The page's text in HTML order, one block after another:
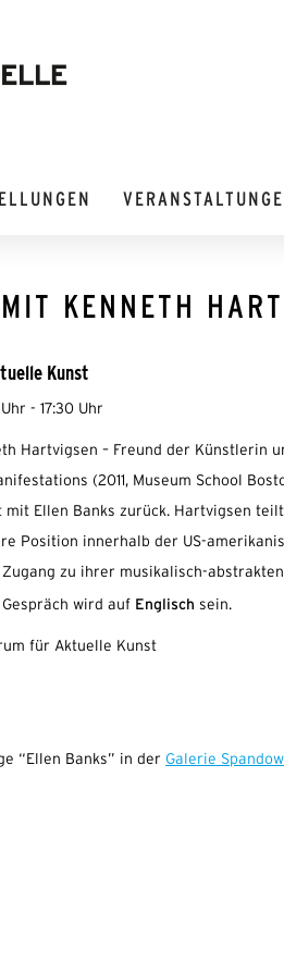
KENNETH
Kunst
- 17:30 Uhr
Hartvigsen – Freund der Künstlerin
(2011, Museum School
mit Ellen Banks zurück. Hartvigsen
Position innerhalb der US-
zu ihrer musikalisch-
wird auf Englisch sein.
für Aktuelle Kunst
“Ellen Banks” in der Galerie Spandow